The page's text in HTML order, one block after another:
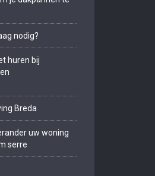
nodig?
huren bij
Breda
uw woning
serre